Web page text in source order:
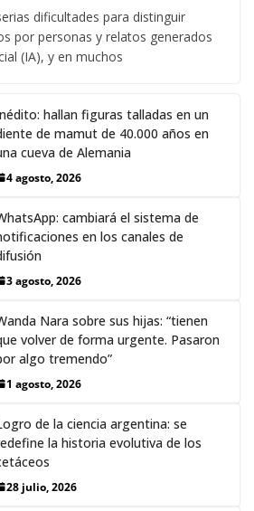
dificultades para distinguir
por personas y relatos generados
(IA), y en muchos
hallan figuras talladas en un
de mamut de 40.000 años en
cueva de Alemania
4 agosto, 2026
cambiará el sistema de
en los canales de
3 agosto, 2026
Nara sobre sus hijas: “tienen
volver de forma urgente. Pasaron
algo tremendo”
1 agosto, 2026
de la ciencia argentina: se
la historia evolutiva de los
28 julio, 2026